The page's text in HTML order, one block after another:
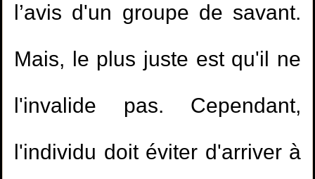
l’avis d'un groupe de savant.
Mais, le plus juste est qu'il ne
l'invalide pas. Cependant,
l'individu doit éviter d'arriver à